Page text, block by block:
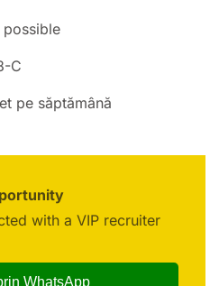
possible
C
pe săptămână
with a VIP recruiter
WhatsApp